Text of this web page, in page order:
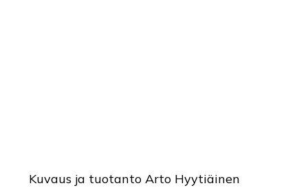
Kuvaus ja tuotanto Arto Hyytiäinen